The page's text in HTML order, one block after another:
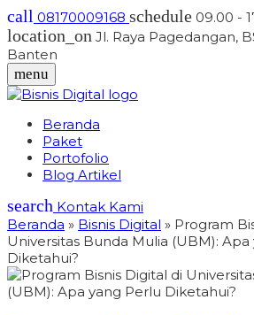
call 08170009168 schedule 09.00 -
location_on Jl. Raya Pagedangan,
Banten
menu
Beranda
Paket
Portofolio
Blog Artikel
search Kontak Kami
Beranda » Bisnis Digital » Program
Universitas Bunda Mulia (UBM):
Diketahui?